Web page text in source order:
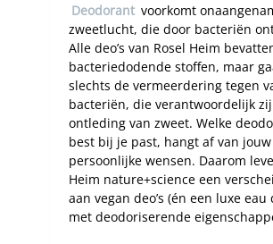
Deodorant voorkomt
zweetlucht, die door bacteriën
Alle deo’s van Rosel Heim
bacteriedodende stoffen, maar
slechts de vermeerdering tegen
bacteriën, die verantwoordelijk
ontleding van zweet. Welke
best bij je past, hangt af van jouw
persoonlijke wensen. Daarom
Heim nature+science een
aan vegan deo’s (én een luxe
met deodoriserende